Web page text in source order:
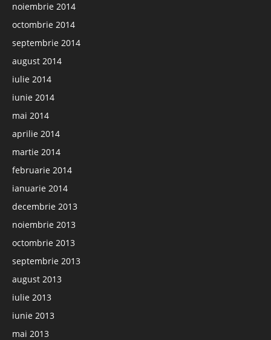
noiembrie 2014
octombrie 2014
septembrie 2014
august 2014
iulie 2014
iunie 2014
mai 2014
aprilie 2014
martie 2014
februarie 2014
ianuarie 2014
decembrie 2013
noiembrie 2013
octombrie 2013
septembrie 2013
august 2013
iulie 2013
iunie 2013
mai 2013